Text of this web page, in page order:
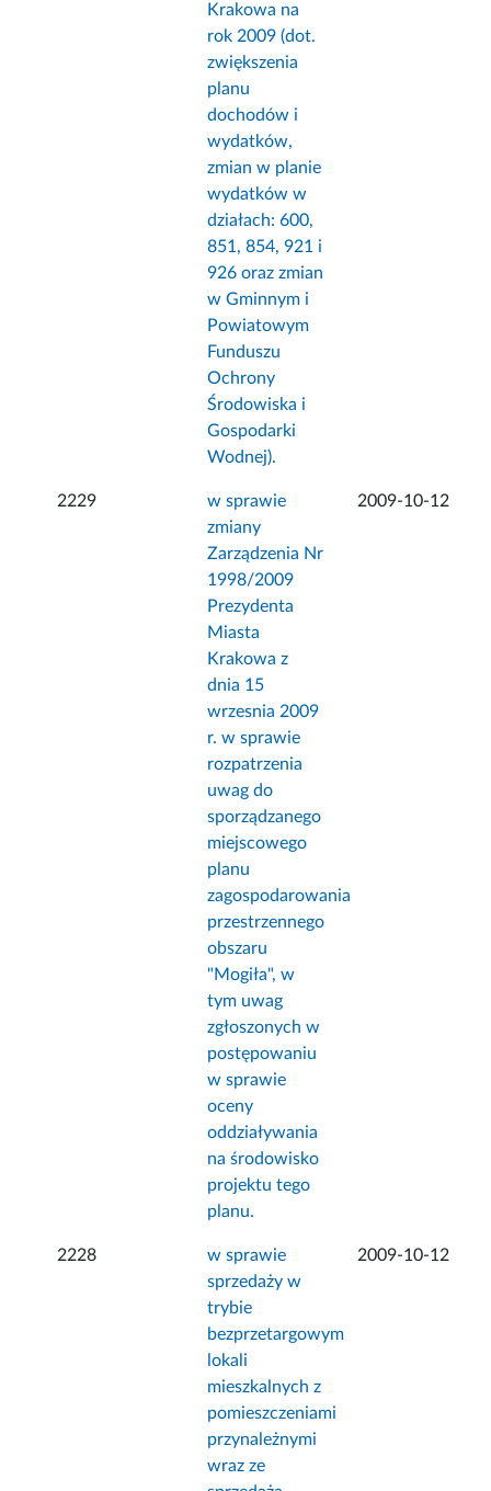
Krakowa na
rok 2009 (dot.
zwiększenia
planu
dochodów i
wydatków,
zmian w planie
wydatków w
działach: 600,
851, 854, 921 i
926 oraz zmian
w Gminnym i
Powiatowym
Funduszu
Ochrony
Środowiska i
Gospodarki
Wodnej).
2229
w sprawie
zmiany
Zarządzenia Nr
1998/2009
Prezydenta
Miasta
Krakowa z
dnia 15
wrzesnia 2009
r. w sprawie
rozpatrzenia
uwag do
sporządzanego
miejscowego
planu
zagospodarowania
przestrzennego
obszaru
"Mogiła", w
tym uwag
zgłoszonych w
postępowaniu
w sprawie
oceny
oddziaływania
na środowisko
projektu tego
planu.
2009-10-12
2228
w sprawie
sprzedaży w
trybie
bezprzetargowym
lokali
mieszkalnych z
pomieszczeniami
przynależnymi
wraz ze
2009-10-12